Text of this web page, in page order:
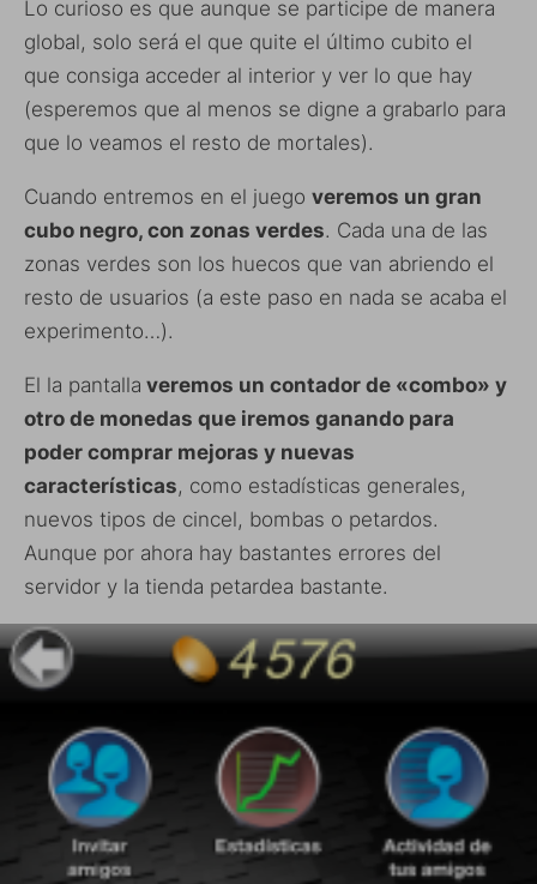
Lo curioso es que aunque se participe de manera
global, solo será el que quite el último cubito el
que consiga acceder al interior y ver lo que hay
(esperemos que al menos se digne a grabarlo para
que lo veamos el resto de mortales).
Cuando entremos en el juego veremos un gran
cubo negro, con zonas verdes. Cada una de las
zonas verdes son los huecos que van abriendo el
resto de usuarios (a este paso en nada se acaba el
experimento…).
El la pantalla veremos un contador de «combo» y
otro de monedas que iremos ganando para
poder comprar mejoras y nuevas
características, como estadísticas generales,
nuevos tipos de cincel, bombas o petardos.
Aunque por ahora hay bastantes errores del
servidor y la tienda petardea bastante.